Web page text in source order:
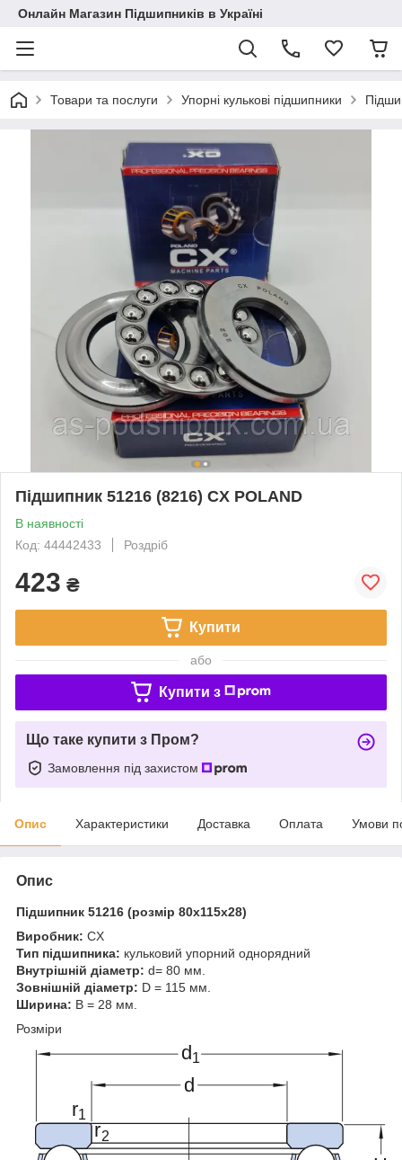
Онлайн Магазин Підшипників в Україні
Товари та послуги Упорні кулькові підшипники
Підшипник 51216 (8216) CX POLAND
В наявності
Код: 44442433
Роздріб
423 ₴
Купити
або
Купити з
Що таке купити з Пром?
Замовлення під захистом
Опис Характеристики Доставка Оплата Умови
Опис
Підшипник 51216 (розмір 80x115x28)
Виробник: CX
Тип підшипника: кульковий упорний однорядний
Внутрішній діаметр: d= 80 мм.
Зовнішній діаметр: D = 115 мм.
Ширина: B = 28 мм.
Розміри